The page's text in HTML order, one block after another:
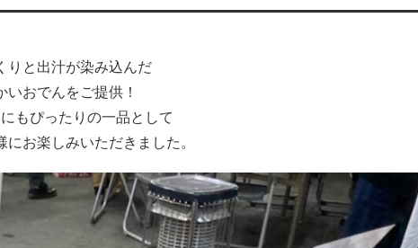
りと出汁が染み込んだ
いおでんをご提供！
もぴったりの一品として
にお楽しみいただきました。